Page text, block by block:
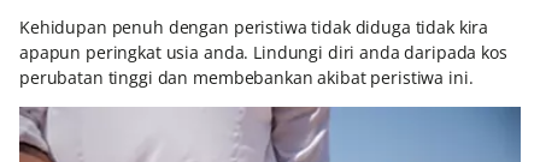
Kehidupan penuh dengan peristiwa tidak diduga tidak kira
apapun peringkat usia anda. Lindungi diri anda daripada kos
perubatan tinggi dan membebankan akibat peristiwa ini.